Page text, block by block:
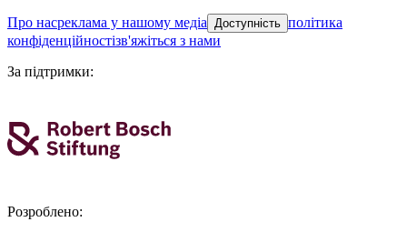
про насреклама у нашому медіа Доступність політика
конфіденційностізв'яжіться з нами
За підтримки:
Розроблено: